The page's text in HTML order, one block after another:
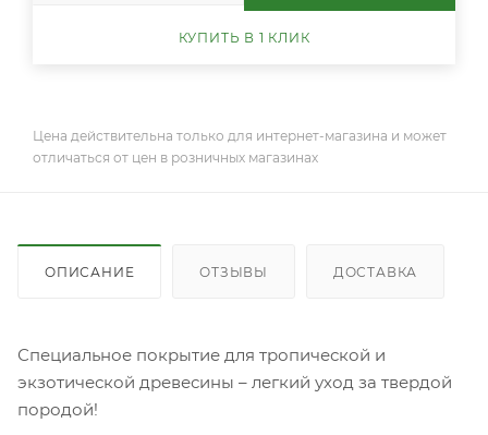
КУПИТЬ В 1 КЛИК
Цена действительна только для интернет-магазина и может
отличаться от цен в розничных магазинах
ОПИСАНИЕ ОТЗЫВЫ ДОСТАВКА
Специальное покрытие для тропической и
экзотической древесины – легкий уход за твердой
породой!